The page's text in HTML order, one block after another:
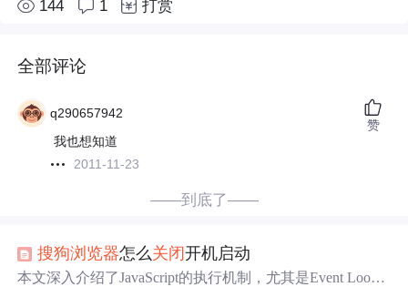
144 1 打赏
全部评论
q290657942
我也想知道
2011-11-23
赞
——到底了——
搜狗浏览器怎么关闭开机启动
本文深入介绍了JavaScript的执行机制，尤其是Event Loo